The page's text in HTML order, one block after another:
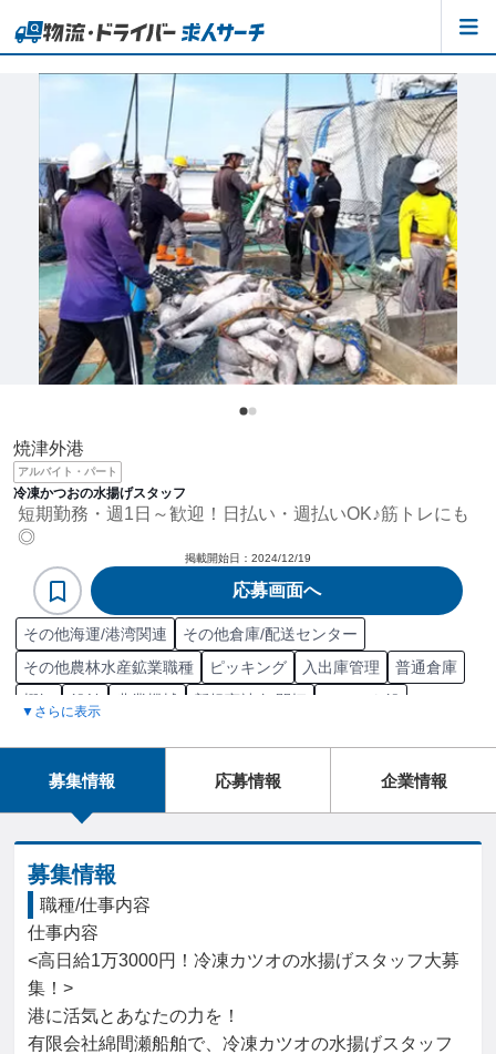
焼津外港
アルバイト・パート
冷凍かつおの水揚げスタッフ
短期勤務・週1日～歓迎！日払い・週払いOK♪筋トレにも
◎
掲載開始日： 2024/12/19
応募画面へ
その他海運/港湾関連
その他倉庫/配送センター
その他農林水産鉱業職種
ピッキング 入出庫管理
普通倉庫
棚卸
船舶 農業機械 新規商社/卸開拓
コンテナ船
▼さらに表示
募集情報 応募情報 企業情報
募集情報
職種/仕事内容
仕事内容
<高日給1万3000円！冷凍カツオの水揚げスタッフ大募
集！>
港に活気とあなたの力を！
有限会社綿間瀬船舶で、冷凍カツオの水揚げスタッフ